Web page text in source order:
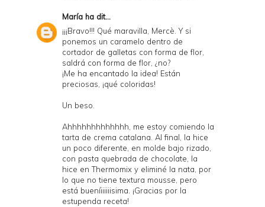
María ha dit...
¡¡¡Bravo!!! Qué maravilla, Mercè. Y si
ponemos un caramelo dentro de
cortador de galletas con forma de flor,
saldrá con forma de flor, ¿no?
¡Me ha encantado la idea! Están
preciosas, ¡qué coloridas!
Un beso.
Ahhhhhhhhhhhhh, me estoy comiendo la
tarta de crema catalana. Al final, la hice
un poco diferente, en molde bajo rizado,
con pasta quebrada de chocolate, la
hice en Thermomix y eliminé la nata, por
lo que no tiene textura mousse, pero
está bueníiiiiiisima. ¡Gracias por la
estupenda receta!